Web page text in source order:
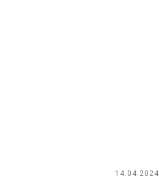
14.04.2024